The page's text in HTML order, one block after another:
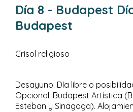
Día 8 - Budapest
Budapest
Crisol religioso
Desayuno. Día libre o
Opcional: Budapest Artística
Esteban y Sinagoga).